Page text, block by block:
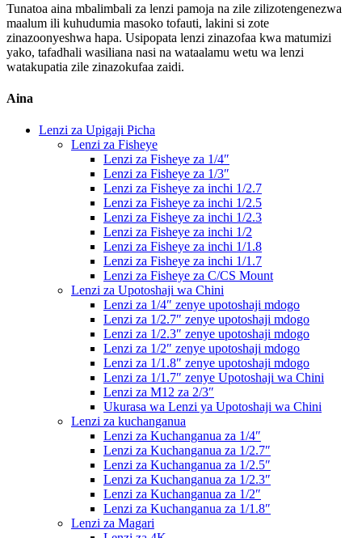
Tunatoa aina mbalimbali za lenzi pamoja na zile zilizotengenezwa
maalum ili kuhudumia masoko tofauti, lakini si zote
zinazoonyeshwa hapa. Usipopata lenzi zinazofaa kwa matumizi
yako, tafadhali wasiliana nasi na wataalamu wetu wa lenzi
watakupatia zile zinazokufaa zaidi.
Aina
Lenzi za Upigaji Picha
Lenzi za Fisheye
Lenzi za Fisheye za 1/4″
Lenzi za Fisheye za 1/3″
Lenzi za Fisheye za inchi 1/2.7
Lenzi za Fisheye za inchi 1/2.5
Lenzi za Fisheye za inchi 1/2.3
Lenzi za Fisheye za inchi 1/2
Lenzi za Fisheye za inchi 1/1.8
Lenzi za Fisheye za inchi 1/1.7
Lenzi za Fisheye za C/CS Mount
Lenzi za Upotoshaji wa Chini
Lenzi za 1/4″ zenye upotoshaji mdogo
Lenzi za 1/2.7″ zenye upotoshaji mdogo
Lenzi za 1/2.3″ zenye upotoshaji mdogo
Lenzi za 1/2″ zenye upotoshaji mdogo
Lenzi za 1/1.8″ zenye upotoshaji mdogo
Lenzi za 1/1.7″ zenye Upotoshaji wa Chini
Lenzi za M12 za 2/3″
Ukurasa wa Lenzi ya Upotoshaji wa Chini
Lenzi za kuchanganua
Lenzi za Kuchanganua za 1/4″
Lenzi za Kuchanganua za 1/2.7″
Lenzi za Kuchanganua za 1/2.5″
Lenzi za Kuchanganua za 1/2.3″
Lenzi za Kuchanganua za 1/2″
Lenzi za Kuchanganua za 1/1.8″
Lenzi za Magari